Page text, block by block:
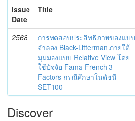
Issue
Date
Title
2568
การทดสอบประสิทธิภาพของแบบ
จำลอง Black-Litterman ภายใต้
มุมมองแบบ Relative View โดย
ใช้ปัจจัย Fama-French 3
Factors กรณีศึกษาในดัชนี
SET100
Discover